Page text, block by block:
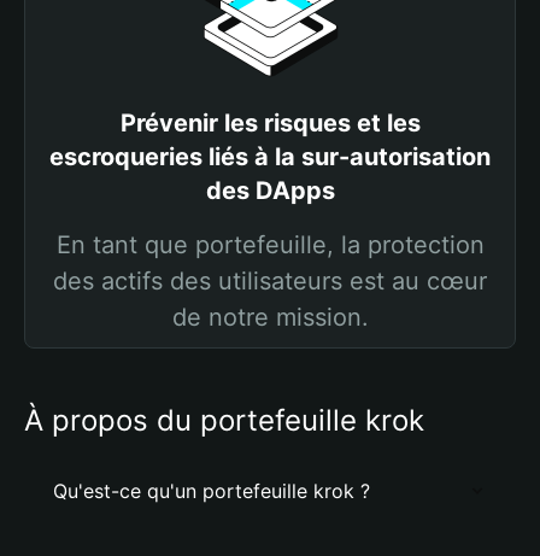
Prévenir les risques et les
escroqueries liés à la sur-autorisation
des DApps
En tant que portefeuille, la protection
des actifs des utilisateurs est au cœur
de notre mission.
À propos du portefeuille krok
Qu'est-ce qu'un portefeuille krok ?